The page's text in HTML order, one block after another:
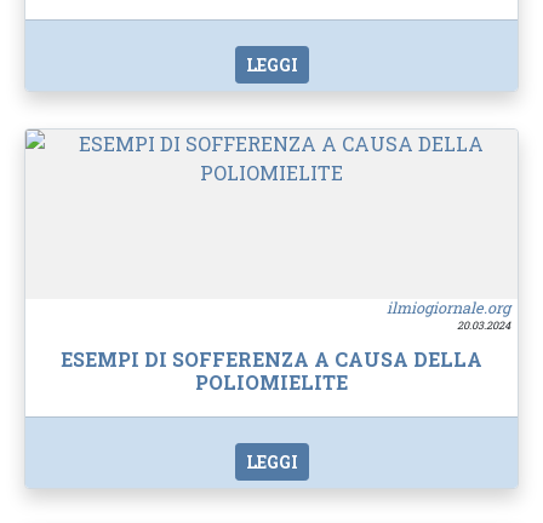
LEGGI
ilmiogiornale.org
20.03.2024
ESEMPI DI SOFFERENZA A CAUSA DELLA
POLIOMIELITE
LEGGI